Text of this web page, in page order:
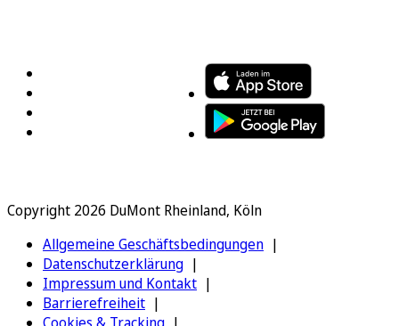
Copyright 2026 DuMont Rheinland, Köln
Allgemeine Geschäftsbedingungen
Datenschutzerklärung
Impressum und Kontakt
Barrierefreiheit